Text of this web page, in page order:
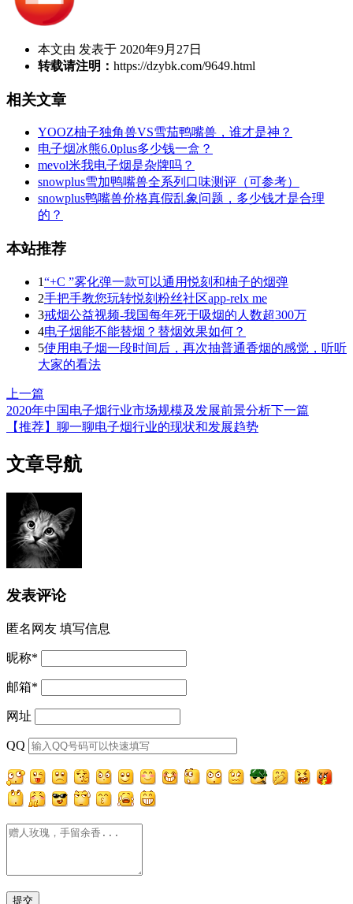
本文由 发表于 2020年9月27日
转载请注明： https://dzybk.com/9649.html
相关文章
YOOZ柚子独角兽VS雪茄鸭嘴兽，谁才是神？
电子烟冰熊6.0plus多少钱一盒？
mevol米我电子烟是杂牌吗？
snowplus雪加鸭嘴兽全系列口味测评（可参考）
snowplus鸭嘴兽价格真假乱象问题，多少钱才是合理
的？
本站推荐
1“+C ”雾化弹一款可以通用悦刻和柚子的烟弹
2手把手教您玩转悦刻粉丝社区app-relx me
3戒烟公益视频-我国每年死于吸烟的人数超300万
4电子烟能不能替烟？替烟效果如何？
5使用电子烟一段时间后，再次抽普通香烟的感觉，听听
大家的看法
上一篇
2020年中国电子烟行业市场规模及发展前景分析下一篇
【推荐】聊一聊电子烟行业的现状和发展趋势
文章导航
发表评论
匿名网友 填写信息
昵称*
邮箱*
网址
QQ